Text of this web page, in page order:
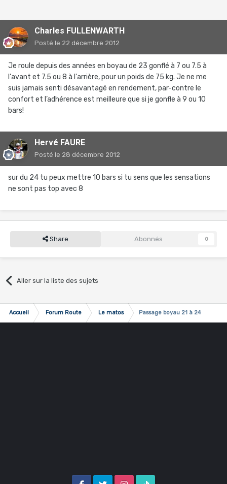
Charles FULLENWARTH
Posté le 22 décembre 2012
Je roule depuis des années en boyau de 23 gonflé à 7 ou 7.5 à
l'avant et 7.5 ou 8 à l'arrière, pour un poids de 75 kg. Je ne me
suis jamais senti désavantagé en rendement, par-contre le
confort et l’adhérence est meilleure que si je gonfle à 9 ou 10
bars!
Hervé FAURE
Posté le 28 décembre 2012
sur du 24 tu peux mettre 10 bars si tu sens que les sensations
ne sont pas top avec 8
Share Abonnés 0
Aller sur la liste des sujets
Accueil Forum Route Le matos Passage boyau 21 à 24